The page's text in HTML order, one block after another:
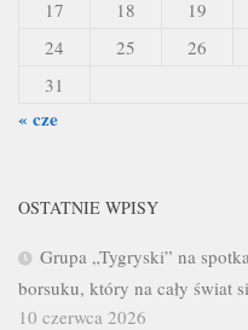
17
18 19
24
25 26
31
« cze
OSTATNIE WPISY
Grupa „Tygryski” na
borsuku, który na cały świat
10 czerwca 2026